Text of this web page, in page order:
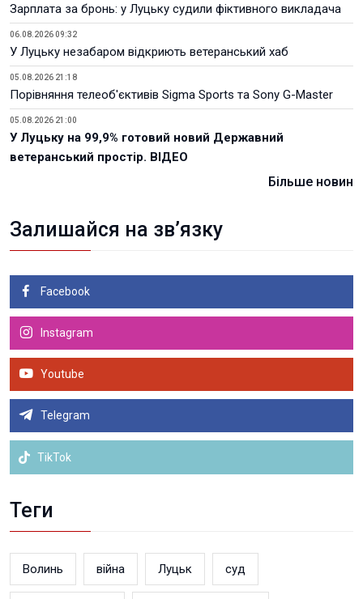
Зарплата за бронь: у Луцьку судили фіктивного викладача
06.08.2026 09:32
У Луцьку незабаром відкриють ветеранський хаб
05.08.2026 21:18
Порівняння телеоб'єктивів Sigma Sports та Sony G-Master
05.08.2026 21:00
У Луцьку на 99,9% готовий новий Державний
ветеранський простір. ВІДЕО
Більше новин
Залишайся на зв’язку
Facebook
Instagram
Youtube
Telegram
TikTok
Теги
Волинь війна Луцьк суд